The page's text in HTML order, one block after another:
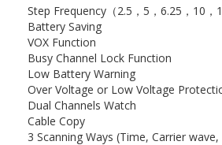
Step Frequency（2.5，5，6.25，10，
Battery Saving
VOX Function
Busy Channel Lock Function
Low Battery Warning
Over Voltage or Low Voltage
Dual Channels Watch
Cable Copy
3 Scanning Ways (Time, Carrier wave,